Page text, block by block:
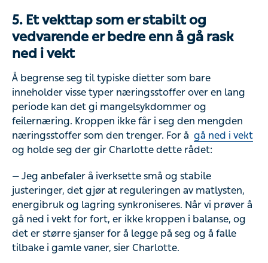
5. Et vekttap som er stabilt og
vedvarende er bedre enn å gå rask
ned i vekt
Å begrense seg til typiske dietter som bare
inneholder visse typer næringsstoffer over en lang
periode kan det gi mangelsykdommer og
feilernæring. Kroppen ikke får i seg den mengden
næringsstoffer som den trenger. For å gå ned i vekt
og holde seg der gir Charlotte dette rådet:
— Jeg anbefaler å iverksette små og stabile
justeringer, det gjør at reguleringen av matlysten,
energibruk og lagring synkroniseres. Når vi prøver å
gå ned i vekt for fort, er ikke kroppen i balanse, og
det er større sjanser for å legge på seg og å falle
tilbake i gamle vaner, sier Charlotte.